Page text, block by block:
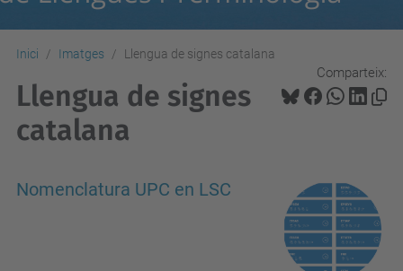
Inici Imatges Llengua de signes catalana
Comparteix:
Llengua de signes
catalana
Nomenclatura UPC en LSC